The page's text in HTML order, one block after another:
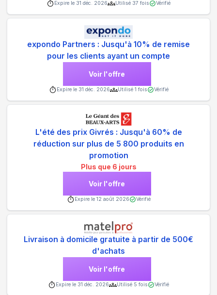
Expire le 31 déc. 2026 Utilisé 37 fois Vérifié
expondo Partners : Jusqu'à 10% de remise
pour les clients ayant un compte
Voir l'offre
Expire le 31 déc. 2026 Utilisé 1 fois Vérifié
L'été des prix Givrés : Jusqu'à 60% de
réduction sur plus de 5 800 produits en
promotion
Plus que 6 jours
Voir l'offre
Expire le 12 août 2026 Vérifié
Livraison à domicile gratuite à partir de 500€
d'achats
Voir l'offre
Expire le 31 déc. 2026 Utilisé 5 fois Vérifié